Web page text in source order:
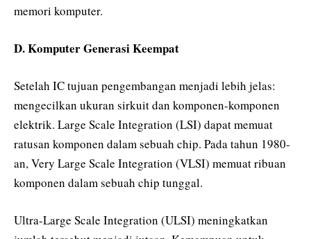
memori komputer.
D. Komputer Generasi Keempat
Setelah IC tujuan pengembangan menjadi lebih jelas:
mengecilkan ukuran sirkuit dan komponen-komponen
elektrik. Large Scale Integration (LSI) dapat memuat
ratusan komponen dalam sebuah chip. Pada tahun 1980-
an, Very Large Scale Integration (VLSI) memuat ribuan
komponen dalam sebuah chip tunggal.
Ultra-Large Scale Integration (ULSI) meningkatkan